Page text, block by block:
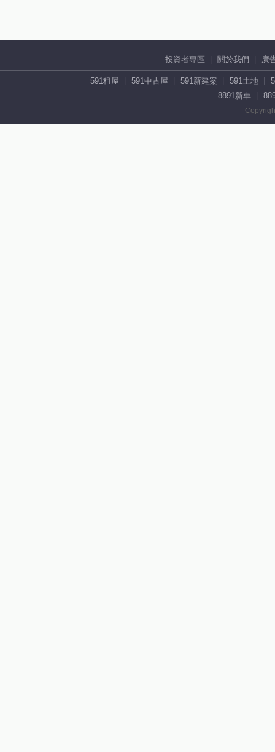
投資者專區 關於我們 廣
591租屋 591中古屋 591新建案 591土地
8891新車